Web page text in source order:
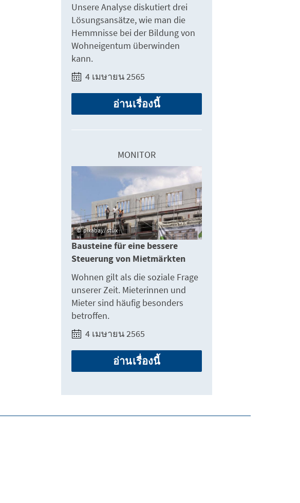
Unsere Analyse diskutiert drei
Lösungsansätze, wie man die
Hemmnisse bei der Bildung von
Wohneigentum überwinden
kann.
4 เมษายน 2565
อ่านเรื่องนี้
MONITOR
pixabay/ stux
Bausteine für eine bessere
Steuerung von Mietmärkten
Wohnen gilt als die soziale Frage
unserer Zeit. Mieterinnen und
Mieter sind häufig besonders
betroffen.
4 เมษายน 2565
อ่านเรื่องนี้